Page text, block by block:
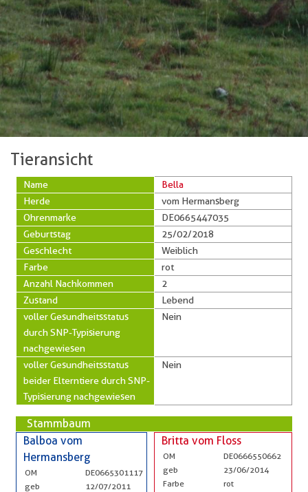
Tieransicht
Name
Bella
Herde
vom Hermansberg
Ohrenmarke
DE0665447035
Geburtstag
25/02/2018
Geschlecht
Weiblich
Farbe
rot
Anzahl Nachkommen
2
Zustand
Lebend
voller Gesundheitsstatus
durch SNP-Typisierung
nachgewiesen
Nein
voller Gesundheitsstatus
beider Elterntiere durch SNP-
Typisierung nachgewiesen
Nein
Stammbaum
Balboa vom
Hermansberg
OM
DE0665301117
geb
12/07/2011
Britta vom Floss
OM
DE0666550662
geb
23/06/2014
Farbe
rot